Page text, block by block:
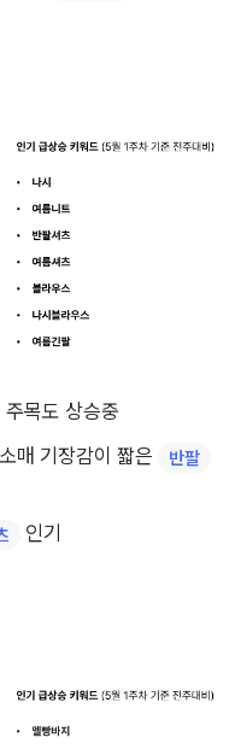
주목도 상승중
매 기장감이 짧은
반팔
인기